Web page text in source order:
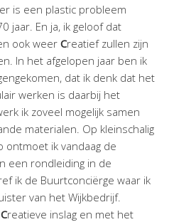
is een plastic probleem
jaar. En ja, ik geloof dat
ook weer Creatief zullen zijn
In het afgelopen jaar ben ik
dat ik denk dat het
werken is daarbij het
ik zoveel mogelijk samen
materialen. Op kleinschalig
ontmoet ik vandaag de
een rondleiding in de
ik de Buurtconciërge waar ik
van het Wijkbedrijf.
Creatieve inslag en met het